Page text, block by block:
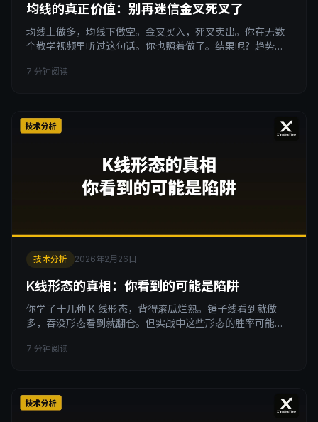
均线的真正价值：别再迷信金叉死叉了
均线上做多，均线下做空。金叉买入，死叉卖出。你在无数
个教学视频里听过这句话。你也照着做了。结果呢？趋势行
均线不是没用，而是你把一个趋势过滤器当成了交易信号
一大截。你觉得自己总是慢半拍，于是把均线周期调短，从
7 分钟阅读
技术分析 2026年2月26日
K线形态的真相：你看到的可能是陷阱
你学了十几种 K 线形态，背得滚瓜烂熟。锤子线看到就做
多，吞没形态看到就翻仓。但实战中这些形态的胜率可能连
是：某些形态可能是机构故意画给你看的。 形态不会骗人，
7 分钟阅读